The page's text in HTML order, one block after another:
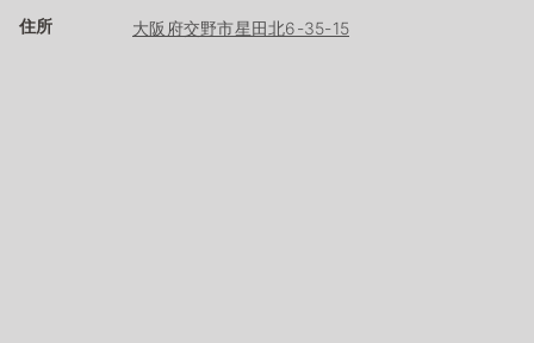
住所 大阪府交野市星田北6-35-15